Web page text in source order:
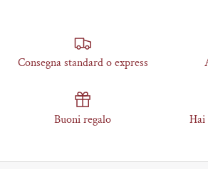
Consegna standard o express
Buoni regalo Hai